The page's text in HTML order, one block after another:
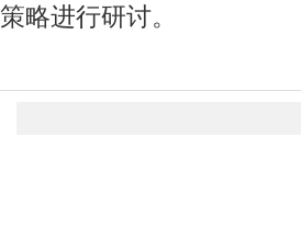
策略进行研讨。